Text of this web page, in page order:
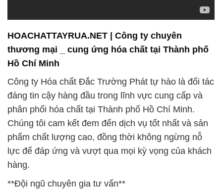
HOACHATTAYRUA.NET | Công ty chuyên
thương mại _ cung ứng hóa chất tại Thành phố
Hồ Chí Minh
Công ty Hóa chất Đắc Trường Phát tự hào là đối tác
đáng tin cậy hàng đầu trong lĩnh vực cung cấp và
phân phối hóa chất tại Thành phố Hồ Chí Minh.
Chúng tôi cam kết đem đến dịch vụ tốt nhất và sản
phẩm chất lượng cao, đồng thời không ngừng nỗ
lực để đáp ứng và vượt qua mọi kỳ vọng của khách
hàng.
**Đội ngũ chuyên gia tư vấn**